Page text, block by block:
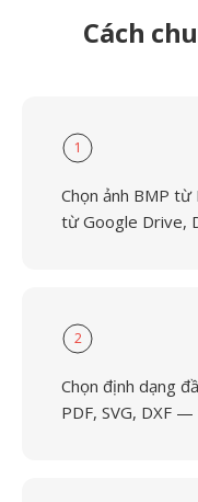
Cách
1
Chọn ảnh BMP
từ Google Drive,
2
Chọn định dạng
PDF, SVG, DXF